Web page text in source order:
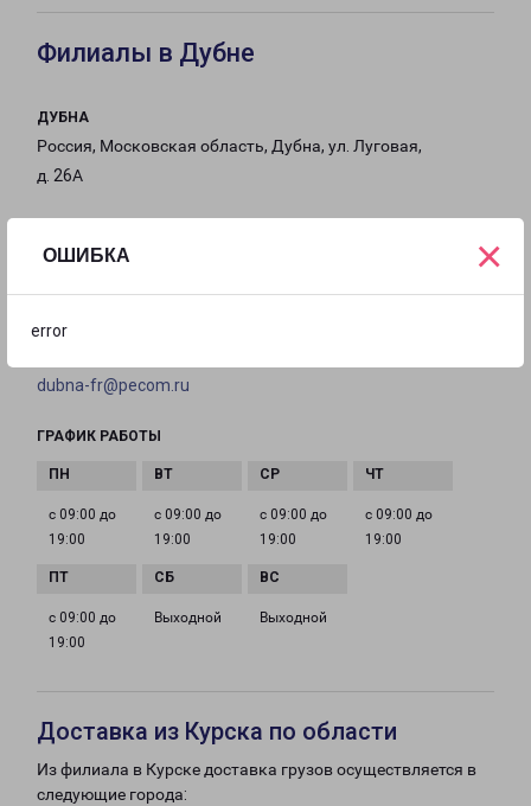
ОШИБКА
error
×
Филиалы в Дубне
ДУБНА
Россия, Московская область, Дубна, ул. Луговая,
д. 26А
dubna-fr@pecom.ru
ГРАФИК РАБОТЫ
с 09:00 до
19:00
с 09:00 до
19:00
с 09:00 до
19:00
с 09:00 до
19:00
с 09:00 до
19:00
Выходной Выходной
Доставка из Курска по области
Из филиала в Курске доставка грузов осуществляется в
следующие города: